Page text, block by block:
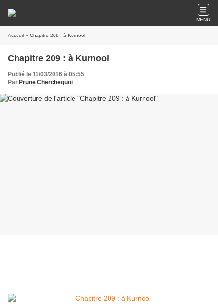
MENU
Accueil » Chapitre 209 : à Kurnool
Chapitre 209 : à Kurnool
Publié le 11/03/2016 à 05:55
Par Prune Cherchequoi